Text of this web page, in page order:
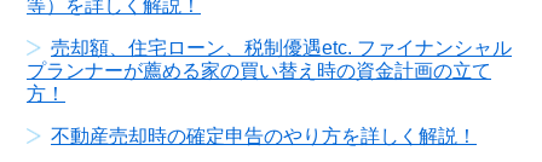
等）を詳しく解説！
売却額、住宅ローン、税制優遇etc. ファイナンシャル
プランナーが薦める家の買い替え時の資金計画の立て
方！
不動産売却時の確定申告のやり方を詳しく解説！